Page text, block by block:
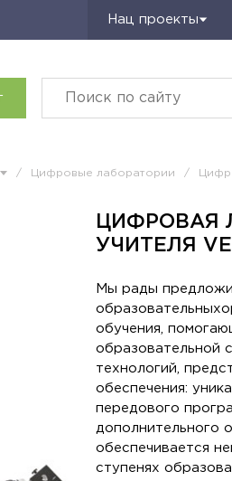
Нац проекты
/ Цифровые лаборатории /
Рекомендуем
ЦИФРОВАЯ
УЧИТЕЛЯ
Мы рады
обучения,
образовательной
технологий,
обеспечения:
передового
дополнительного
обеспечивается
ступенях